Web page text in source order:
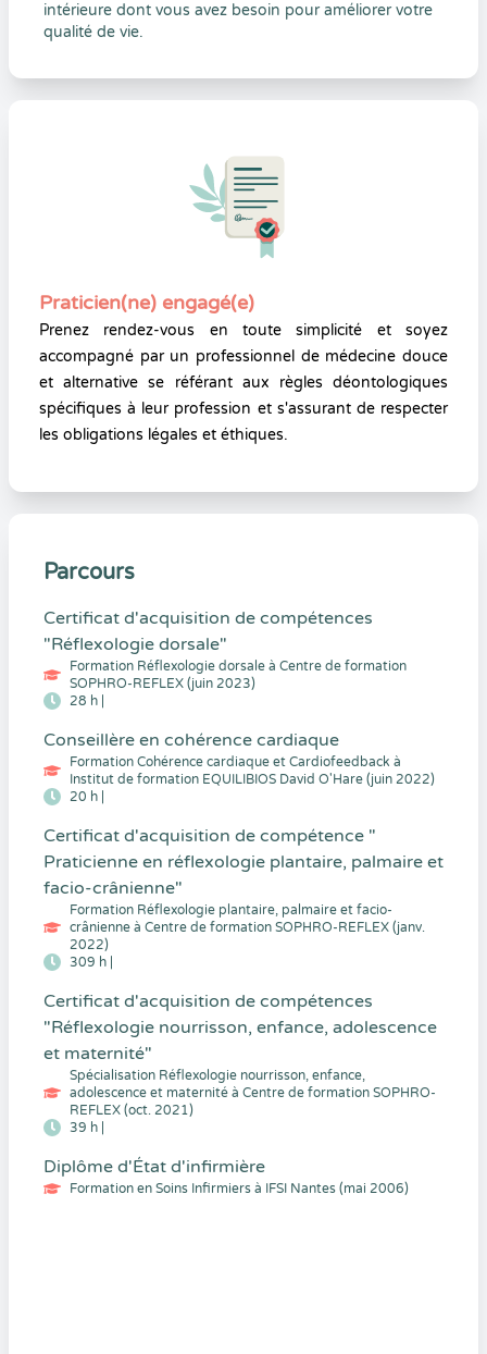
intérieure dont vous avez besoin pour améliorer votre
qualité de vie.
Praticien(ne) engagé(e)
Prenez rendez-vous en toute simplicité et soyez
accompagné par un professionnel de médecine douce
et alternative se référant aux règles déontologiques
spécifiques à leur profession et s'assurant de respecter
les obligations légales et éthiques.
Parcours
Certificat d'acquisition de compétences
"Réflexologie dorsale"
Formation Réflexologie dorsale à Centre de formation
SOPHRO-REFLEX (juin 2023)
28 h |
Conseillère en cohérence cardiaque
Formation Cohérence cardiaque et Cardiofeedback à
Institut de formation EQUILIBIOS David O'Hare (juin 2022)
20 h |
Certificat d'acquisition de compétence "
Praticienne en réflexologie plantaire, palmaire et
facio-crânienne"
Formation Réflexologie plantaire, palmaire et facio-
crânienne à Centre de formation SOPHRO-REFLEX (janv.
2022)
309 h |
Certificat d'acquisition de compétences
"Réflexologie nourrisson, enfance, adolescence
et maternité"
Spécialisation Réflexologie nourrisson, enfance,
adolescence et maternité à Centre de formation SOPHRO-
REFLEX (oct. 2021)
39 h |
Diplôme d'État d'infirmière
Formation en Soins Infirmiers à IFSI Nantes (mai 2006)